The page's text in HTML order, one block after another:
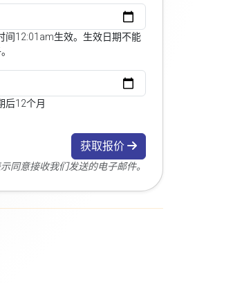
间12:01am生效。生效日期不能
后12个月
获取报价
同意接收我们发送的电子邮件。